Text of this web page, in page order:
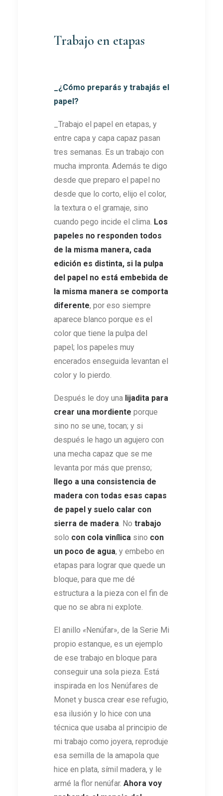
Trabajo en etapas
_¿Cómo preparás y trabajás el
papel?
_Trabajo el papel en etapas, y
entre capa y capa capaz pasan
tres semanas. Es un trabajo con
mucha impronta. Además te digo
desde que preparo el papel no
desde que lo corto, elijo el color,
la textura o el gramaje, sino
cuando pego incide el clima. Los
papeles no responden todos
de la misma manera, cada
edición es distinta, si la pulpa
del papel no está embebida de
la misma manera se comporta
diferente, por eso siempre
aparece blanco porque es el
color que tiene la pulpa del
papel; los papeles muy
encerados enseguida levantan el
color y lo pierdo.
Después le doy una lijadita para
crear una mordiente porque
sino no se une, tocan; y si
después le hago un agujero con
una mecha capaz que se me
levanta por más que prenso;
llego a una consistencia de
madera con todas esas capas
de papel y suelo calar con
sierra de madera. No trabajo
solo con cola vinílica sino con
un poco de agua, y embebo en
etapas para lograr que quede un
bloque, para que me dé
estructura a la pieza con el fin de
que no se abra ni explote.
El anillo «Nenúfar», de la Serie Mi
propio estanque, es un ejemplo
de ese trabajo en bloque para
conseguir una sola pieza. Está
inspirada en los Nenúfares de
Monet y busca crear ese refugio,
esa ilusión y lo hice con una
técnica que usaba al principio de
mi trabajo como joyera, reproduje
esa semilla de la amapola que
hice en plata, símil madera, y le
armé la flor nenúfar. Ahora voy